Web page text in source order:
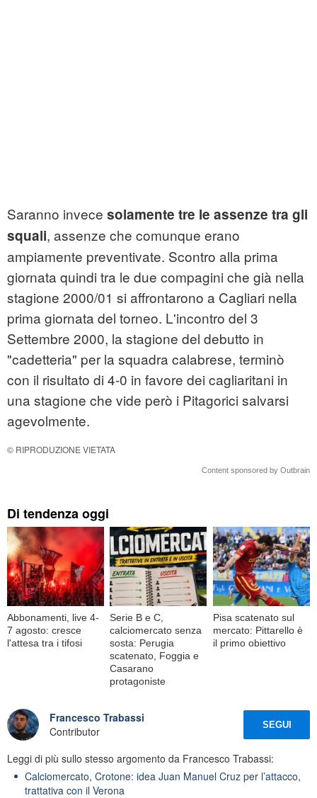
Saranno invece solamente tre le assenze tra gli
squali, assenze che comunque erano
ampiamente preventivate. Scontro alla prima
giornata quindi tra le due compagini che già nella
stagione 2000/01 si affrontarono a Cagliari nella
prima giornata del torneo. L'incontro del 3
Settembre 2000, la stagione del debutto in
"cadetteria" per la squadra calabrese, terminò
con il risultato di 4-0 in favore dei cagliaritani in
una stagione che vide però i Pitagorici salvarsi
agevolmente.
© RIPRODUZIONE VIETATA
Content sponsored by Outbrain
Di tendenza oggi
Abbonamenti, live 4-
7 agosto: cresce
l'attesa tra i tifosi
Serie B e C,
calciomercato senza
sosta: Perugia
scatenato, Foggia e
Casarano
protagoniste
Pisa scatenato sul
mercato: Pittarello è
il primo obiettivo
Francesco Trabassi
Contributor
SEGUI
Leggi di più sullo stesso argomento da Francesco Trabassi:
Calciomercato, Crotone: idea Juan Manuel Cruz per l’attacco,
trattativa con il Verona